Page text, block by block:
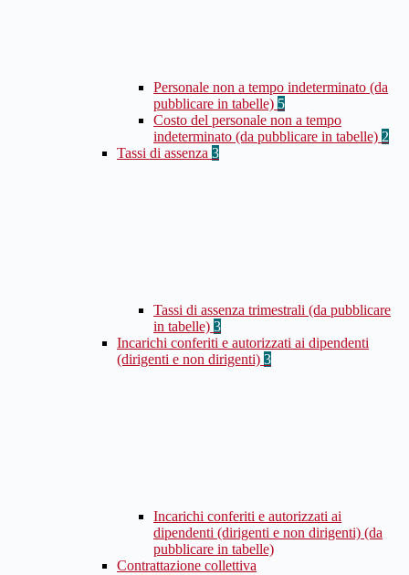
Personale non a tempo indeterminato (da
pubblicare in tabelle) 5
Costo del personale non a tempo
indeterminato (da pubblicare in tabelle) 2
Tassi di assenza 3
Tassi di assenza trimestrali (da pubblicare
in tabelle) 3
Incarichi conferiti e autorizzati ai dipendenti
(dirigenti e non dirigenti) 3
Incarichi conferiti e autorizzati ai
dipendenti (dirigenti e non dirigenti) (da
pubblicare in tabelle)
Contrattazione collettiva